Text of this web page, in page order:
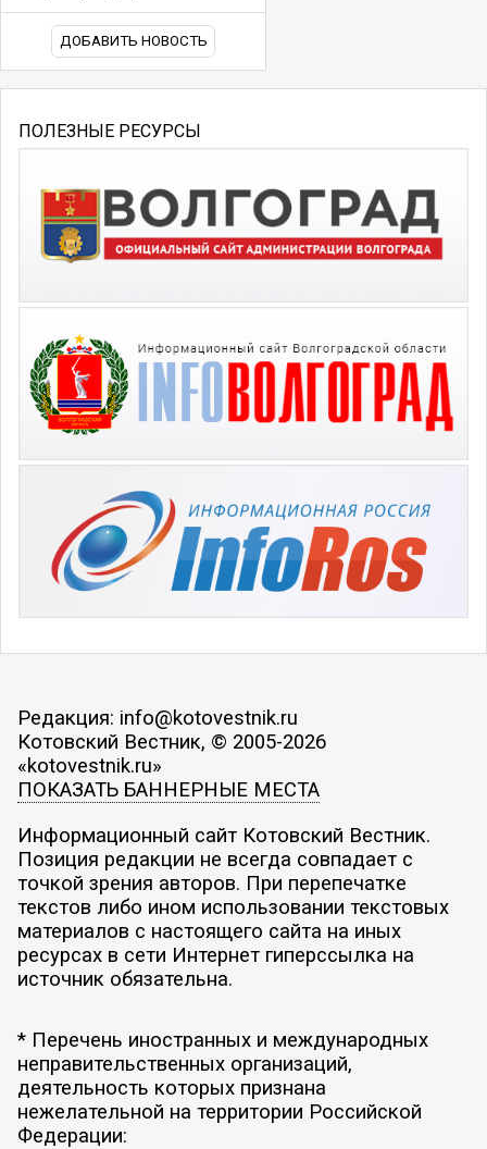
ДОБАВИТЬ НОВОСТЬ
ПОЛЕЗНЫЕ РЕСУРСЫ
Редакция: info@kotovestnik.ru
Котовский Вестник, © 2005-2026
«kotovestnik.ru»
ПОКАЗАТЬ БАННЕРНЫЕ МЕСТА
Информационный сайт Котовский Вестник.
Позиция редакции не всегда совпадает с
точкой зрения авторов. При перепечатке
текстов либо ином использовании текстовых
материалов с настоящего сайта на иных
ресурсах в сети Интернет гиперссылка на
источник обязательна.
* Перечень иностранных и международных
неправительственных организаций,
деятельность которых признана
нежелательной на территории Российской
Федерации: